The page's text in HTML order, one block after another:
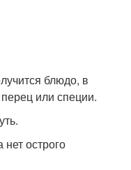
блюдо, в
или специи.
острого